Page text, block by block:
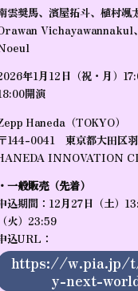
雲奨馬、濱屋拓斗、植村颯
Vichayawannakul
年1月12日（祝・月）
開演
Haneda（TOKYO）
144-0041　東京都大田区
・一般販売（先着）
込期間：12月27日（土）
（火）23:59
込URL：
https://w.pia.jp/
y-next-